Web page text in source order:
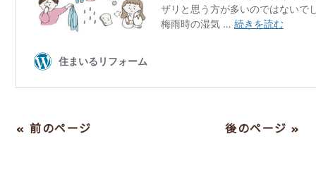
« 前のページ 後のページ »